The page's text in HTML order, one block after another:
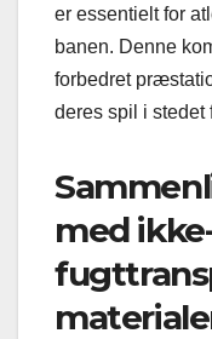
er essentielt for
banen. Denne
forbedret
deres spil i stedet
med